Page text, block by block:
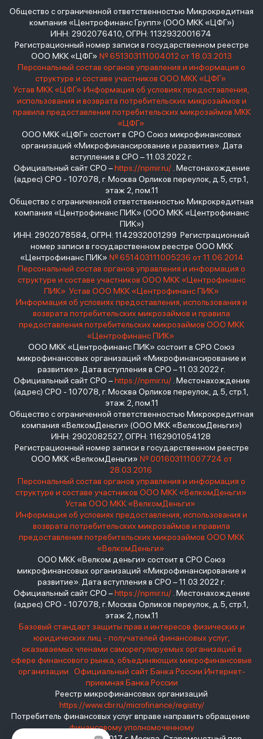
Общество с ограниченной ответственностью Микрокредитная
компания «Центрофинанс Групп» (ООО МКК «ЦФГ»)
ИНН: 2902076410, ОГРН: 1132932001674
Регистрационный номер записи в государственном реестре
ООО МКК «ЦФГ» № 651303111004012 от 18.03.2013
Персональный состав органов управления и информация о
структуре и составе участников ООО МКК «ЦФГ»
Устав МКК «ЦФГ» Информация об условиях предоставления,
использования и возврата потребительских микрозаймов и
правила предоставления потребительских микрозаймов МКК
«ЦФГ»
ООО МКК «ЦФГ» состоит в СРО Союз микрофинансовых
организаций «Микрофинансирование и развитие». Дата
вступления в СРО – 11.03.2022 г.
Официальный сайт СРО –https://npmir.ru/. Местонахождение
(адрес) СРО - 107078, г. Москва Орликов переулок, д.5, стр.1,
этаж 2, пом.11
Общество с ограниченной ответственностью Микрокредитная
компания «Центрофинанс ПИК» (ООО МКК «Центрофинанс
ПИК»)
ИНН: 2902078584, ОГРН: 1142932001299 Регистрационный
номер записи в государственном реестре ООО МКК
«Центрофинанс ПИК» № 651403111005236 от 11.06.2014
Персональный состав органов управления и информация о
структуре и составе участников ООО МКК «Центрофинанс
ПИК» Устав ООО МКК «Центрофинанс ПИК»
Информация об условиях предоставления, использования и
возврата потребительских микрозаймов и правила
предоставления потребительских микрозаймов ООО МКК
«Центрофинанс ПИК»
ООО МКК «Центрофинанс ПИК» состоит в СРО Союз
микрофинансовых организаций «Микрофинансирование и
развитие». Дата вступления в СРО – 11.03.2022 г.
Официальный сайт СРО –https://npmir.ru/. Местонахождение
(адрес) СРО - 107078, г. Москва Орликов переулок, д.5, стр.1,
этаж 2, пом.11
Общество с ограниченной ответственностью Микрокредитная
компания «ВелкомДеньги» (ООО МКК «ВелкомДеньги»)
ИНН: 2902082527, ОГРН: 1162901054128
Регистрационный номер записи в государственном реестре
ООО МКК «ВелкомДеньги» № 001603111007724 от
28.03.2016
Персональный состав органов управления и информация о
структуре и составе участников ООО МКК «ВелкомДеньги»
Устав ООО МКК «ВелкомДеньги»
Информация об условиях предоставления, использования и
возврата потребительских микрозаймов и правила
предоставления потребительских микрозаймов ООО МКК
«ВелкомДеньги»
ООО МКК «Велком деньги» состоит в СРО Союз
микрофинансовых организаций «Микрофинансирование и
развитие». Дата вступления в СРО – 11.03.2022 г.
Официальный сайт СРО –https://npmir.ru/. Местонахождение
(адрес) СРО - 107078, г. Москва Орликов переулок, д.5, стр.1,
этаж 2, пом.11
Базовый стандарт защиты прав и интересов физических и
юридических лиц - получателей финансовых услуг,
оказываемых членами саморегулируемых организаций в
сфере финансового рынка, объединяющих микрофинансовые
организации
Официальный сайт Банка России Интернет-
приемная Банка России
Реестр микрофинансовых организаций
https://www.cbr.ru/microfinance/registry/
Потребитель финансовых услуг вправе направить обращение
финансовому уполномоченному